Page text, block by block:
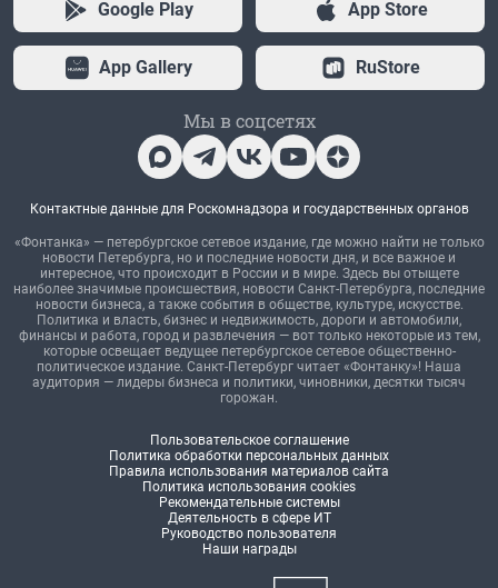
Google Play App Store
App Gallery RuStore
Мы в соцсетях
Контактные данные для Роскомнадзора и государственных органов
«Фонтанка» — петербургское сетевое издание, где можно найти не только
новости Петербурга, но и последние новости дня, и все важное и
интересное, что происходит в России и в мире. Здесь вы отыщете
наиболее значимые происшествия, новости Санкт-Петербурга, последние
новости бизнеса, а также события в обществе, культуре, искусстве.
Политика и власть, бизнес и недвижимость, дороги и автомобили,
финансы и работа, город и развлечения — вот только некоторые из тем,
которые освещает ведущее петербургское сетевое общественно-
политическое издание. Санкт-Петербург читает «Фонтанку»! Наша
аудитория — лидеры бизнеса и политики, чиновники, десятки тысяч
горожан.
Пользовательское соглашение
Политика обработки персональных данных
Правила использования материалов сайта
Политика использования cookies
Рекомендательные системы
Деятельность в сфере ИТ
Руководство пользователя
Наши награды